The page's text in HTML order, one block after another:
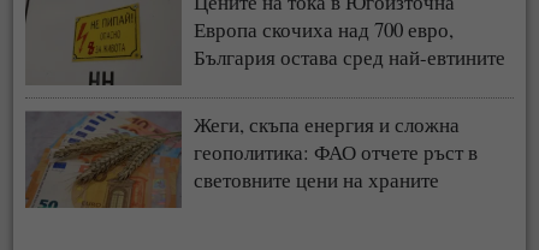
Европа скочиха над 700 евро,
България остава сред най-евтините
Жеги, скъпа енергия и сложна
геополитика: ФАО отчете ръст в
световните цени на храните